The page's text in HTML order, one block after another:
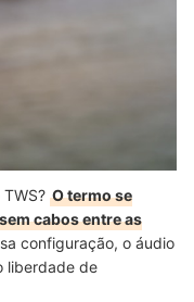
de Ouvido e
O termo se
cabos entre as
configuração, o áudio
liberdade de